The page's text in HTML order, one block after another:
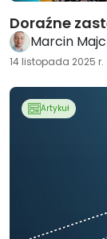
Doraźne
Marcin
14 listopada 2025 r.
Artykuł